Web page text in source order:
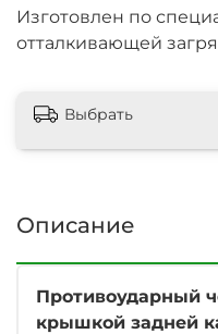
Изготовлен по
отталкивающей
Выбрать
Описание
Противоударный
крышкой задней